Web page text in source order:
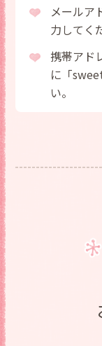
メールア
力してく
携帯アド
に「
い。